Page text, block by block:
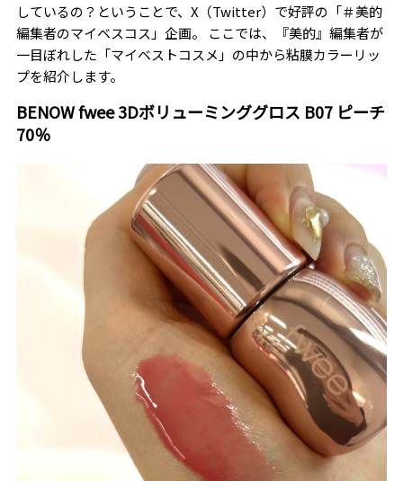
しているの？ということで、X（Twitter）で好評の「＃美的
編集者のマイベスコス」企画。 ここでは、『美的』編集者が
一目ぼれした「マイベストコスメ」の中から粘膜カラーリッ
プを紹介します。
BENOW fwee 3Dボリューミンググロス B07 ピーチ
70％